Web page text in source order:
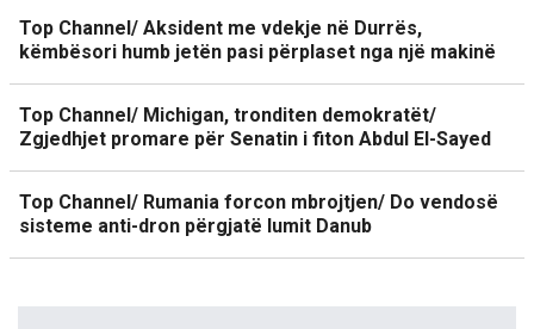
Top Channel/ Aksident me vdekje në Durrës,
këmbësori humb jetën pasi përplaset nga një makinë
Top Channel/ Michigan, tronditen demokratët/
Zgjedhjet promare për Senatin i fiton Abdul El-Sayed
Top Channel/ Rumania forcon mbrojtjen/ Do vendosë
sisteme anti-dron përgjatë lumit Danub